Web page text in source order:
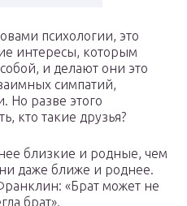
психологии, это
интересы, которым
и делают они это
симпатий,
Но разве этого
кто такие друзья?
близкие и родные, чем
даже ближе и роднее.
«Брат может не
брат».